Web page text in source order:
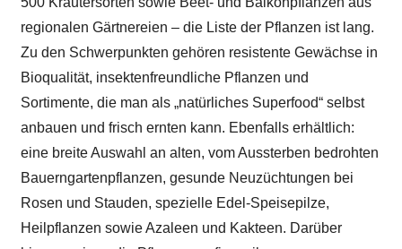
regionalen Gärtnereien – die Liste der Pflanzen ist lang.
Zu den Schwerpunkten gehören resistente Gewächse in
Bioqualität, insektenfreundliche Pflanzen und
Sortimente, die man als „natürliches Superfood“ selbst
anbauen und frisch ernten kann. Ebenfalls erhältlich:
eine breite Auswahl an alten, vom Aussterben bedrohten
Bauerngartenpflanzen, gesunde Neuzüchtungen bei
Rosen und Stauden, spezielle Edel-Speisepilze,
Heilpflanzen sowie Azaleen und Kakteen. Darüber